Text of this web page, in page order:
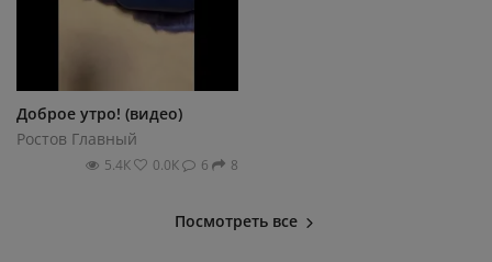
Доброе утро! (видео)
Ростов Главный
5.4К 0.0К 6 8
Посмотреть все